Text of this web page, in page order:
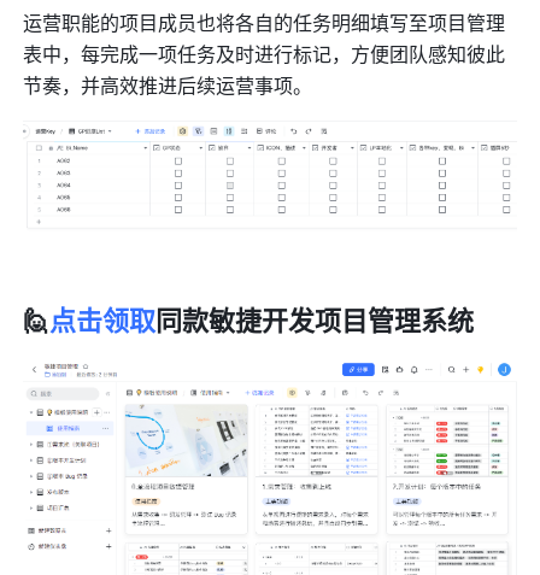
运营职能的项目成员也将各自的任务明细填写至项目管理
表中，每完成一项任务及时进行标记，方便团队感知彼此
节奏，并高效推进后续运营事项。
🙋点击领取同款敏捷开发项目管理系统